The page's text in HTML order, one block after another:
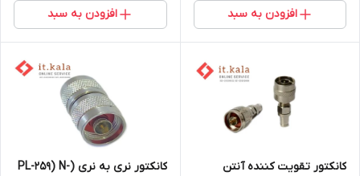
افزودن به سبد افزودن به سبد
کانکتور تقویت کننده آنتن
کانکتور نری به نری (PL-259) N-